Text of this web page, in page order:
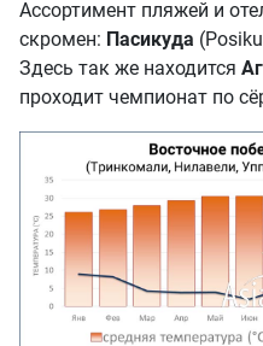
Ассортимент пляжей и
скромен: Пасикуда
Здесь так же находится
проходит чемпионат по